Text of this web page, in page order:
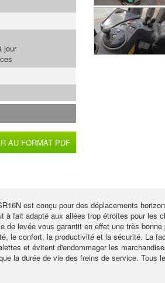
AU FORMAT PDF
jour
est conçu pour des déplacements
fait adapté aux allées trop étroites pour les
de levée vous garantit en effet une très
le confort, la productivité et la sécurité. La
et évitent d'endommager les
la durée de vie des freins de service.